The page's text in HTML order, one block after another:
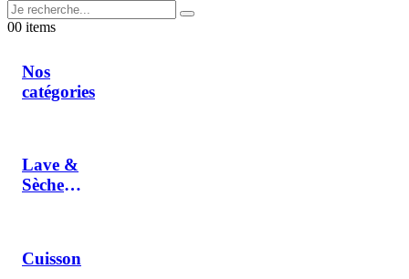
00 items
Nos
catégories
Lave &
Sèche
Cuisson